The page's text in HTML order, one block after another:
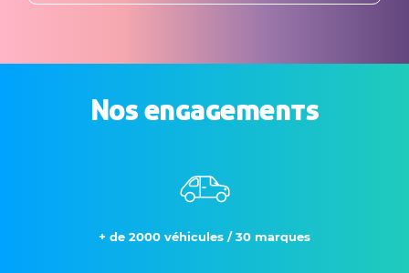
Nos engagements
+ de 2000 véhicules / 30 marques